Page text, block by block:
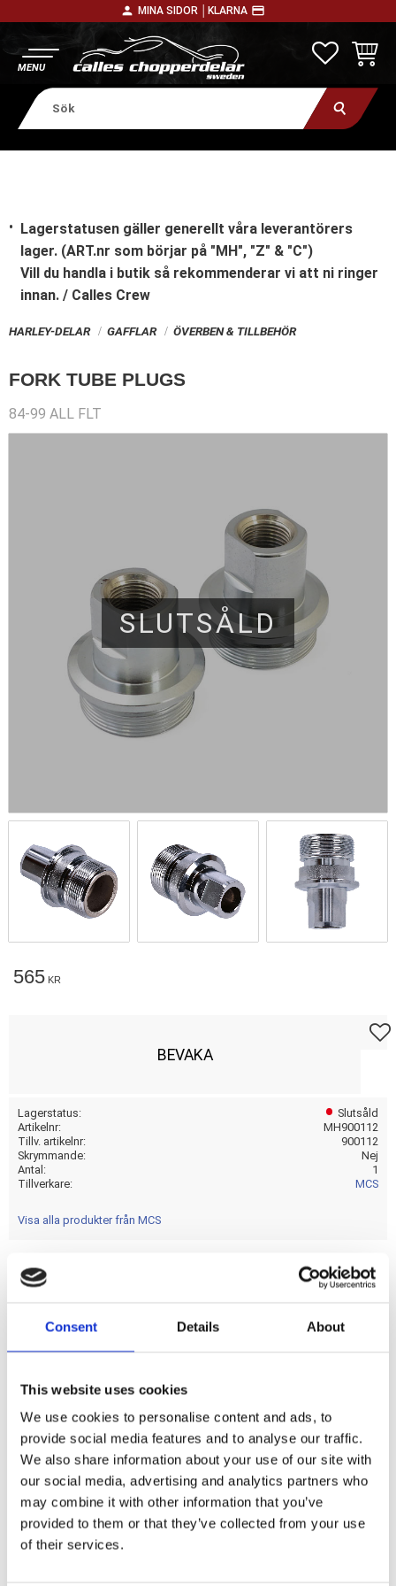
Consent Details About
This website uses cookies
We use cookies to personalise content and ads, to
provide social media features and to analyse our traffic.
We also share information about your use of our site with
our social media, advertising and analytics partners who
may combine it with other information that you’ve
provided to them or that they’ve collected from your use
of their services.
person MINA SIDOR │ KLARNA payment
Lagerstatusen gäller generellt våra leverantörers
lager. (ART.nr som börjar på "MH", "Z" & "C")
Vill du handla i butik så rekommenderar vi att ni ringer
innan. / Calles Crew
HARLEY-DELAR GAFFLAR ÖVERBEN & TILLBEHÖR
FORK TUBE PLUGS
84-99 ALL FLT
SLUTSÅLD
565 KR
BEVAKA
Lagerstatus
Slutsåld
Artikelnr
MH900112
Tillv. artikelnr
900112
Skrymmande
Nej
Antal
1
Tillverkare
MCS
Visa alla produkter från MCS
inside 41mm fork tubes. OEM replacement reference
Dela med dig
F
a
e
b
o
k
Omdömen
Du